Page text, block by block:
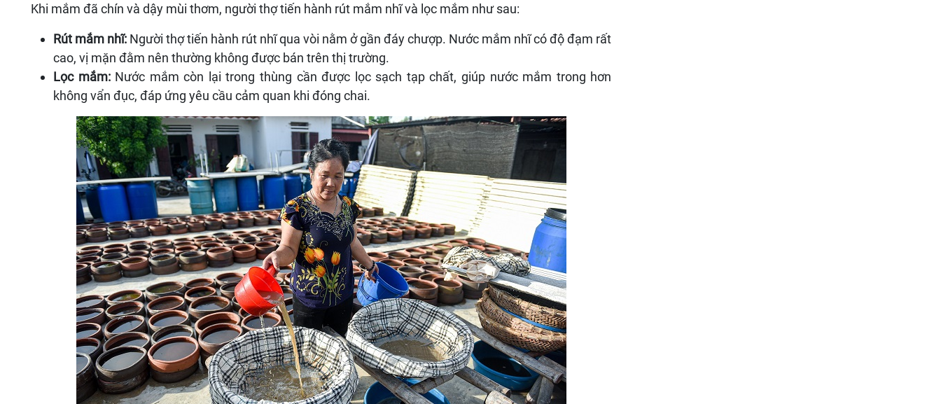
Khi mắm đã chín và dậy mùi thơm, người thợ tiến hành rút mắm nhĩ và lọc mắm như sau:
Rút mắm nhĩ: Người thợ tiến hành rút nhĩ qua vòi nằm ở gần đáy chượp. Nước mắm nhĩ có độ đạm rất
cao, vị mặn đằm nên thường không được bán trên thị trường.
Lọc mắm: Nước mắm còn lại trong thùng cần được lọc sạch tạp chất, giúp nước mắm trong hơn
không vẩn đục, đáp ứng yêu cầu cảm quan khi đóng chai.